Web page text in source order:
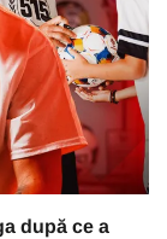
după ce a